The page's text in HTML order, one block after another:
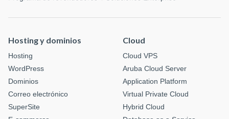
Hosting y dominios
Hosting
WordPress
Dominios
Correo electrónico
SuperSite
Cloud
Cloud VPS
Aruba Cloud Server
Application Platform
Virtual Private Cloud
Hybrid Cloud